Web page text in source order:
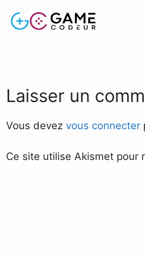
Laisser un
Vous devez vous connecter
Ce site utilise Akismet pour